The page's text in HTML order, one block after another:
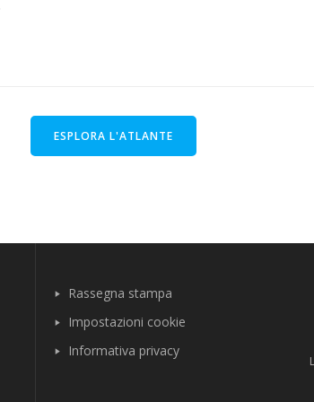
ESPLORA L'ATLANTE
Rassegna stampa
Impostazioni cookie
Informativa privacy